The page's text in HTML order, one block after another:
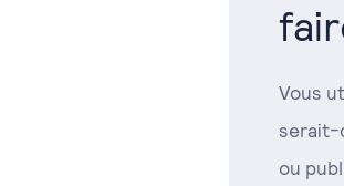
Vous
serait-
ou